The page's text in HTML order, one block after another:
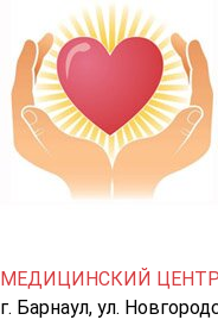
МЕДИЦИНСКИЙ
г. Барнаул, ул.